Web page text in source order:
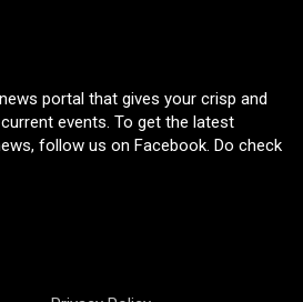
portal that gives your crisp and
events. To get the latest
follow us on Facebook. Do check